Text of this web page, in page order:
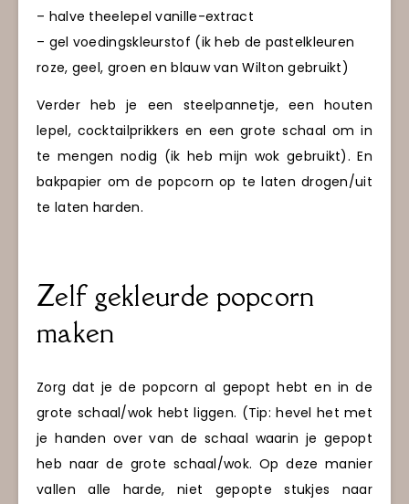
– halve theelepel vanille-extract
– gel voedingskleurstof (ik heb de pastelkleuren
roze, geel, groen en blauw van Wilton gebruikt)
Verder heb je een steelpannetje, een houten
lepel, cocktailprikkers en een grote schaal om in
te mengen nodig (ik heb mijn wok gebruikt). En
bakpapier om de popcorn op te laten drogen/uit
te laten harden.
Zelf gekleurde popcorn
maken
Zorg dat je de popcorn al gepopt hebt en in de
grote schaal/wok hebt liggen. (Tip: hevel het met
je handen over van de schaal waarin je gepopt
heb naar de grote schaal/wok. Op deze manier
vallen alle harde, niet gepopte stukjes naar